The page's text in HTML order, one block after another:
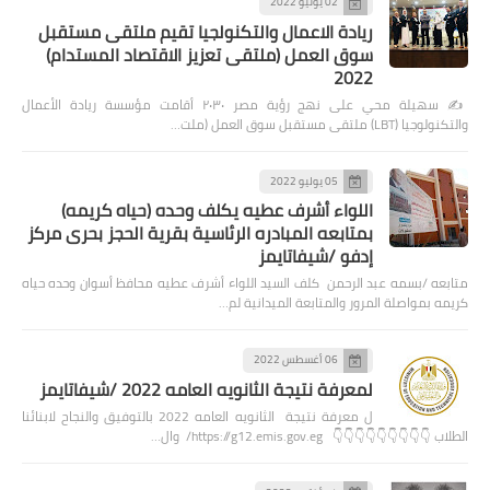
ريادة الاعمال والتكنولجيا تقيم ملتقى مستقبل
سوق العمل (ملتقى تعزيز الاقتصاد المستدام)
2022
✍️ سهيلة محي على نهج رؤية مصر ٢٠٣٠ أقامت مؤسسة ريادة الأعمال
والتكنولوجيا (LBT) ملتقى مستقبل سوق العمل (ملت…
05 يوليو 2022
اللواء أشرف عطيه يكلف وحده (حياه كريمه)
بمتابعه المبادره الرئاسية بقرية الحجز بحرى مركز
إدفو /شيفاتايمز
متابعه /بسمه عبد الرحمن كلف السيد اللواء أشرف عطيه محافظ أسوان وحده حياه
كريمه بمواصلة المرور والمتابعة الميدانية لم…
06 أغسطس 2022
لمعرفة نتيجة الثانويه العامه 2022 /شيفاتايمز
ل معرفة نتيجة الثانويه العامه 2022 بالتوفيق والنجاح لابنائنا
الطلاب 👇👇👇👇👇👇👇👇👇 https://g12.emis.gov.eg/ وال…